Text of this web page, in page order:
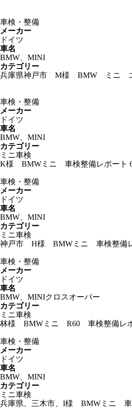
車検・整備
メーカー
ドイツ
車名
BMW、MINI
カテゴリー
兵庫県神戸市 M様 BMW ミニ エン
車検・整備
メーカー
ドイツ
車名
BMW、MINI
カテゴリー
ミニ車検
K様 BMWミニ 車検整備レポート
車検・整備
メーカー
ドイツ
車名
BMW、MINI
カテゴリー
ミニ車検
神戸市 H様 BMWミニ 車検整備レ
車検・整備
メーカー
ドイツ
車名
BMW、MINIクロスオーバー
カテゴリー
ミニ車検
林様 BMWミニ R60 車検整備レポ
車検・整備
メーカー
ドイツ
車名
BMW、MINI
カテゴリー
ミニ車検
兵庫県、三木市、I様 BMWミニ 車